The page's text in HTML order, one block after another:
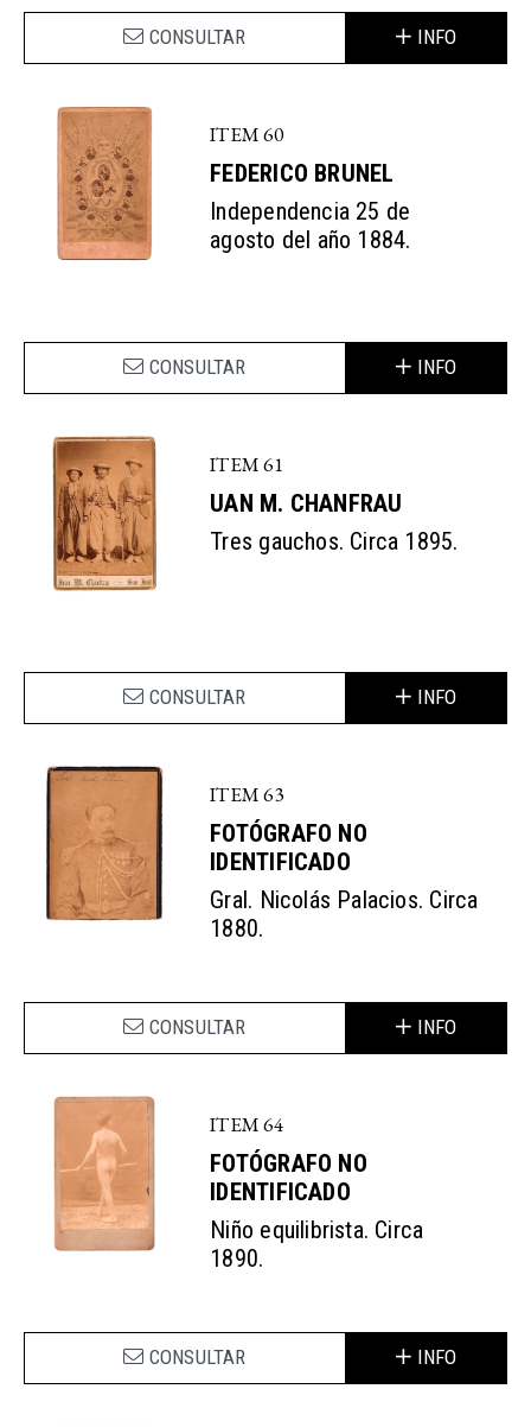
CONSULTAR INFO
ITEM 60
FEDERICO BRUNEL
Independencia 25 de
agosto del año 1884.
CONSULTAR INFO
ITEM 61
UAN M. CHANFRAU
Tres gauchos. Circa 1895.
CONSULTAR INFO
ITEM 63
FOTÓGRAFO NO
IDENTIFICADO
Gral. Nicolás Palacios. Circa
1880.
CONSULTAR INFO
ITEM 64
FOTÓGRAFO NO
IDENTIFICADO
Niño equilibrista. Circa
1890.
CONSULTAR INFO